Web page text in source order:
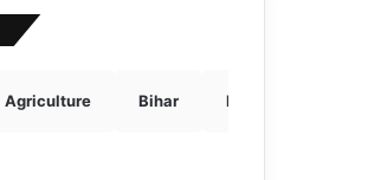
Agriculture Bihar Breaking news